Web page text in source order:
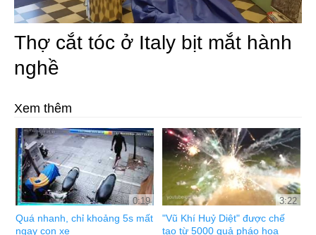
Thợ cắt tóc ở Italy bịt mắt hành
nghề
Xem thêm
0:19
Quá nhanh, chỉ khoảng 5s mất
ngay con xe
3:22
"Vũ Khí Huỷ Diệt" được chế
tạo từ 5000 quả pháo hoa